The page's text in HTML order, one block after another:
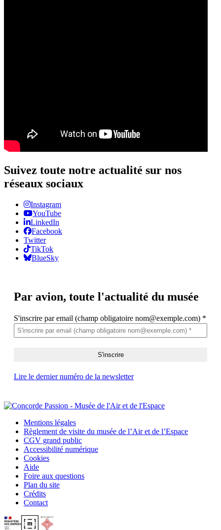
Suivez toute notre actualité sur nos
réseaux sociaux
Instagram
YouTube
LinkedIn
Facebook
Twitter
TikTok
BlueSky
Par avion, toute l'actualité du musée
S'inscrire par email (champ obligatoire nom@exemple.com) *
Lire le dernier numéro de la newsletter
Mentions légales
Règlement de visite du musée de l’Air et de l’Espace
CGV grand public
Accessibilité numérique
Cookies
Aide
Foire aux questions
Plan du site
Crédits
Contact